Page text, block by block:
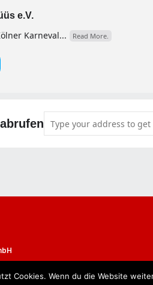
e.V.
Karneval... Read More.
Cookies. Wenn du die Website